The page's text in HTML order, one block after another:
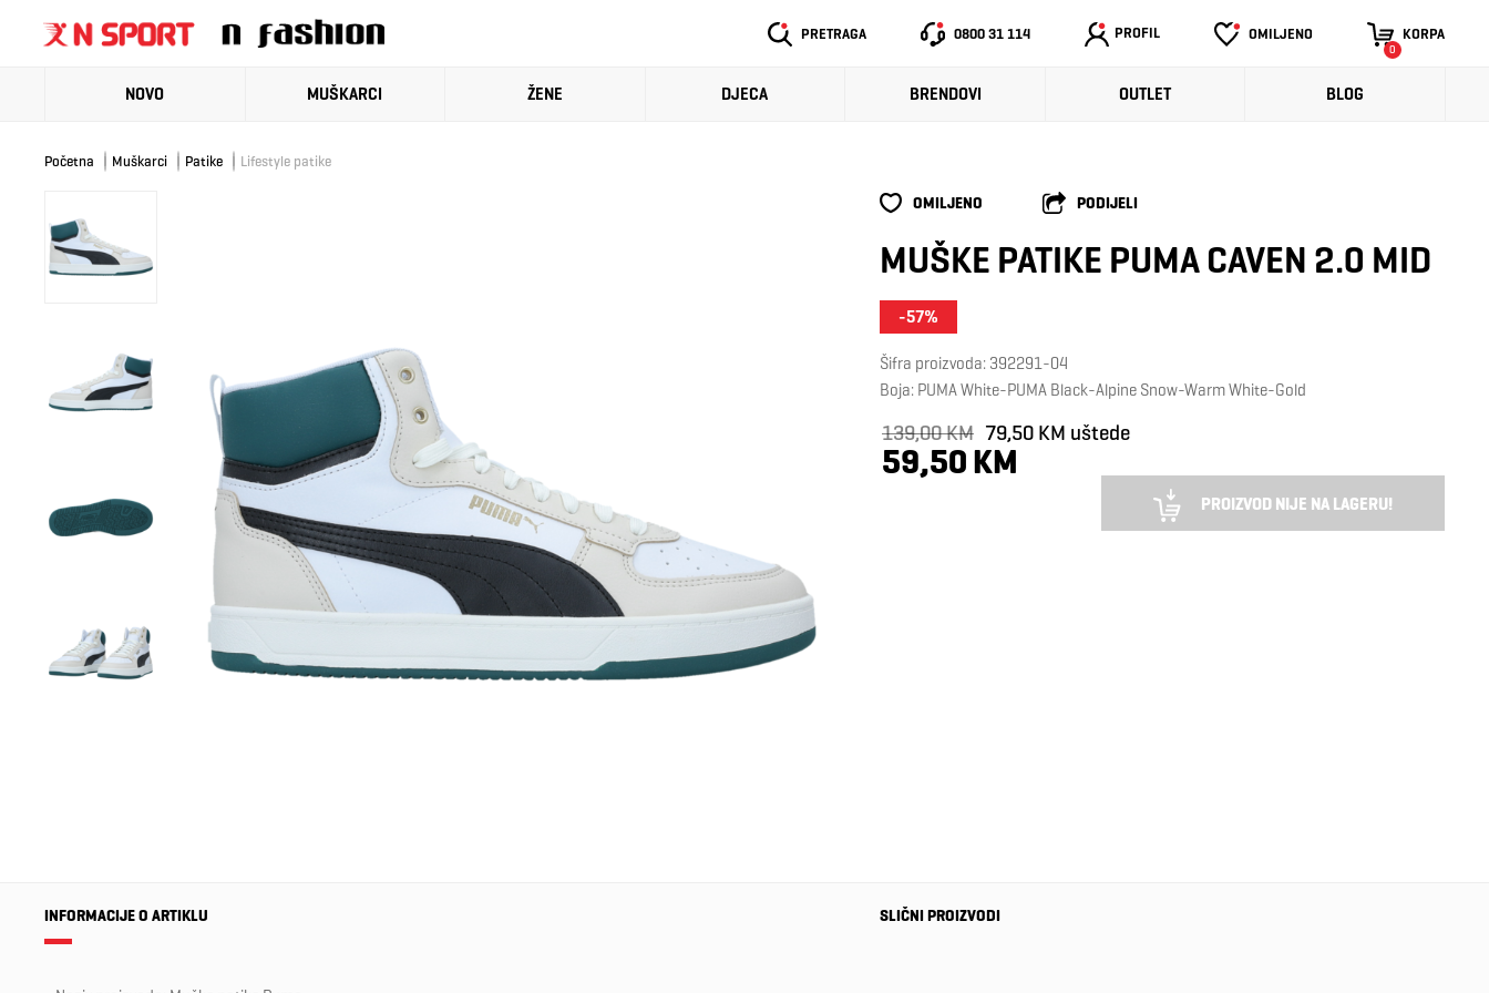
PRETRAGA 0800 31 114 PROFIL OMILJENO KORPA
0
NOVO MUŠKARCI ŽENE DJECA BRENDOVI OUTLET BLOG
Početna Muškarci Patike Lifestyle patike
OMILJENO PODIJELI
MUŠKE PATIKE PUMA CAVEN 2.0 MID
-57%
Šifra proizvoda: 392291-04
Boja: PUMA White-PUMA Black-Alpine Snow-Warm White-Gold
139,00 KM 79,50 KM uštede
59,50 KM
PROIZVOD NIJE NA LAGERU!
INFORMACIJE O ARTIKLU SLIČNI PROIZVODI